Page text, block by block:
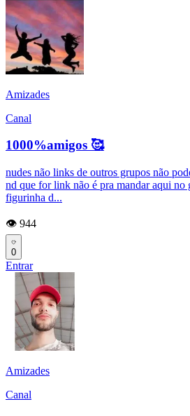
Amizades
Canal
1000%amigos 🥰
nudes não links de outros grupos não
nd que for link não é pra mandar aqui no
figurinha d...
👁️ 944
0
Entrar
Amizades
Canal